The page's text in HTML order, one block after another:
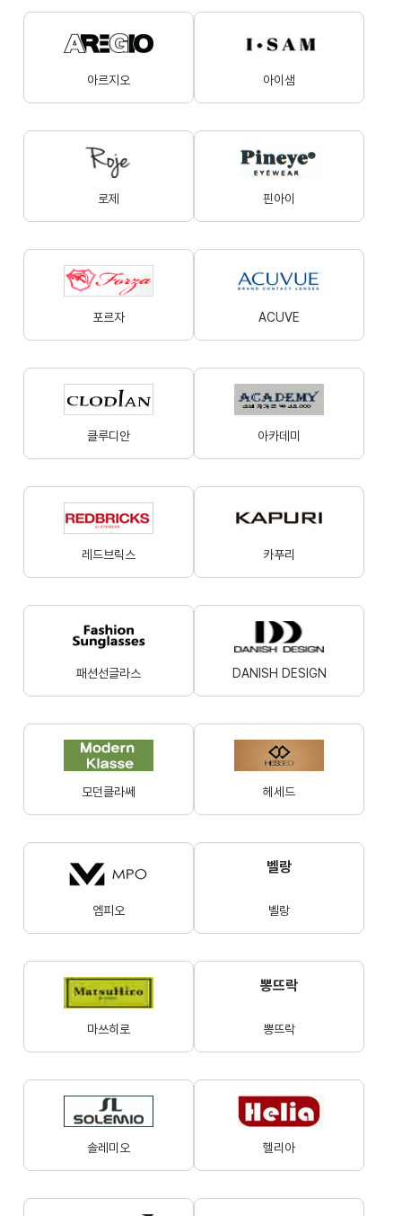
아르지오 아이샘
로제 핀아이
포르자 ACUVE
클루디안 아카데미
레드브릭스 카푸리
패션선글라스 DANISH DESIGN
모던클라쎄 헤세드
엠피오
벨랑
벨랑
마쓰히로
뽕뜨락
뽕뜨락
솔레미오 헬리아